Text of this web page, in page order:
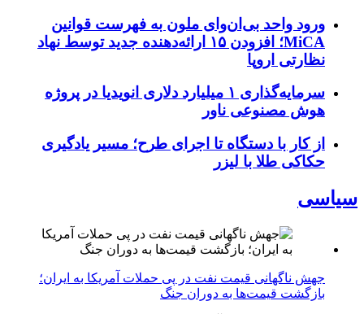
ورود واحد بی‌ان‌وای ملون به فهرست قوانین
MiCA؛ افزودن ۱۵ ارائه‌دهنده جدید توسط نهاد
نظارتی اروپا
سرمایه‌گذاری ۱ میلیارد دلاری انویدیا در پروژه
هوش مصنوعی ناور
از کار با دستگاه تا اجرای طرح؛ مسیر یادگیری
حکاکی طلا با لیزر
سیاسی
جهش ناگهانی قیمت نفت در پی حملات آمریکا به ایران؛
بازگشت قیمت‌ها به دوران جنگ